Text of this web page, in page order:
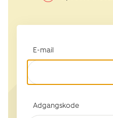
E-mail
Adgangskode